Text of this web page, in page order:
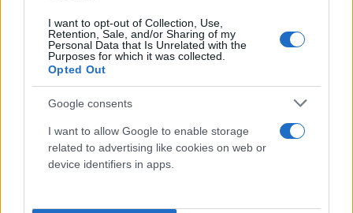
I want to opt-out of Collection, Use,
Retention, Sale, and/or Sharing of my
Personal Data that Is Unrelated with the
Purposes for which it was collected.
Opted Out
Google consents
I want to allow Google to enable storage
related to advertising like cookies on web or
device identifiers in apps.